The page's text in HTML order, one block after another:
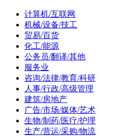
计算机/互联网
机械/设备/技工
贸易/百货
化工/能源
公务员/翻译/其他
服务业
咨询/法律/教育/科研
人事/行政/高级管理
建筑/房地产
广告/市场/媒体/艺术
生物/制药/医疗/护理
生产/营运/采购/物流